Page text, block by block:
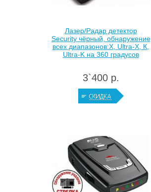
Лазер/Радар детектор
Security чёрный, обнаружение
всех диапазонов:Х, Ultra-X, К,
Ultra-K на 360 градусов
3`400 р.